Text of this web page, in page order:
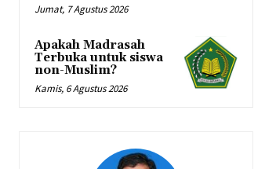
Jumat, 7 Agustus 2026
Apakah Madrasah
Terbuka untuk siswa
non-Muslim?
Kamis, 6 Agustus 2026